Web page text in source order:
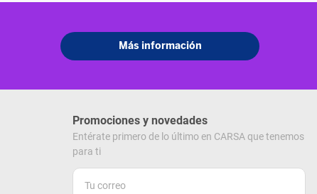
Promociones y novedades
Entérate primero de lo último en CARSA que tenemos
para ti